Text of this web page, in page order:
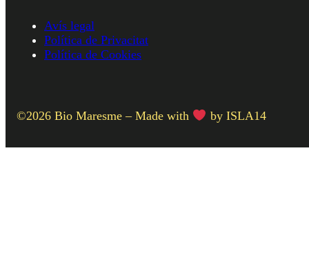
Avís legal
Política de Privacitat
Política de Cookies
©2026 Bio Maresme – Made with by ISLA14